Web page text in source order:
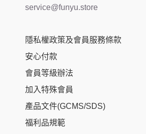
service@funyu.store
隱私權政策及會員服務條款
安心付款
會員等級辦法
加入特殊會員
產品文件(GCMS/SDS)
福利品規範